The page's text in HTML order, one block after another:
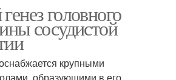
головного
сосудистой
крупными